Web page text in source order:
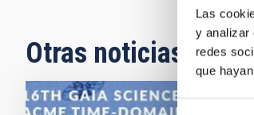
Las
y analizar
redes
que
Selección
Otras noticias